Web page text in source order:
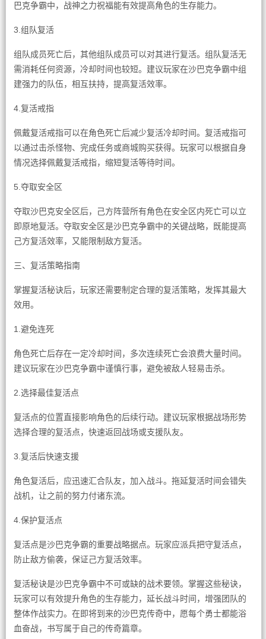
巴克争霸中，战神之力祝福能有效提高角色的生存能力。
3.组队复活
组队成员死亡后，其他组队成员可以对其进行复活。组队复活无
需消耗任何资源，冷却时间也较短。建议玩家在沙巴克争霸中组
建强力的队伍，相互扶持，提高复活效率。
4.复活戒指
佩戴复活戒指可以在角色死亡后减少复活冷却时间。复活戒指可
以通过击杀怪物、完成任务或商城购买获得。玩家可以根据自身
情况选择佩戴复活戒指，缩短复活等待时间。
5.夺取安全区
夺取沙巴克安全区后，己方阵营所有角色在安全区内死亡可以立
即原地复活。夺取安全区是沙巴克争霸中的关键战略，既能提高
己方复活效率，又能限制敌方复活。
三、复活策略指南
掌握复活秘诀后，玩家还需要制定合理的复活策略，发挥其最大
效用。
1.避免连死
角色死亡后存在一定冷却时间，多次连续死亡会浪费大量时间。
建议玩家在沙巴克争霸中谨慎行事，避免被敌人轻易击杀。
2.选择最佳复活点
复活点的位置直接影响角色的后续行动。建议玩家根据战场形势
选择合理的复活点，快速返回战场或支援队友。
3.复活后快速支援
角色复活后，应迅速汇合队友，加入战斗。拖延复活时间会错失
战机，让之前的努力付诸东流。
4.保护复活点
复活点是沙巴克争霸的重要战略据点。玩家应派兵把守复活点，
防止敌方偷袭，保证己方复活效率。
复活秘诀是沙巴克争霸中不可或缺的战术要领。掌握这些秘诀，
玩家可以有效提升角色的生存能力，延长战斗时间，增强团队的
整体作战实力。在即将到来的沙巴克传奇中，愿每个勇士都能浴
血奋战，书写属于自己的传奇篇章。